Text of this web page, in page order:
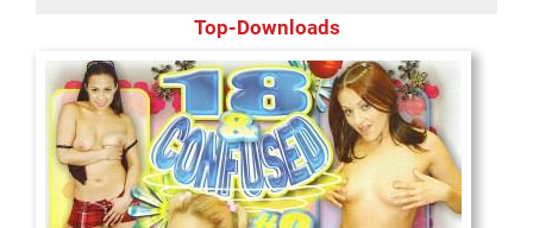
Top-Downloads